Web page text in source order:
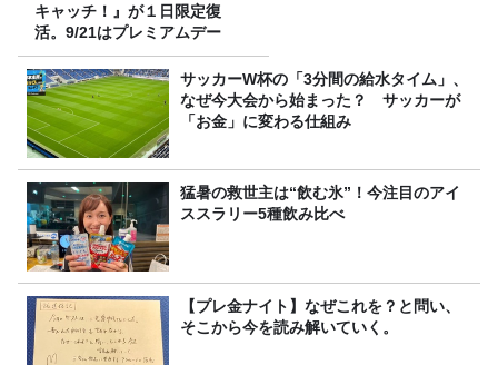
キャッチ！』が１日限定復
活。9/21はプレミアムデー
サッカーW杯の「3分間の給水タイム」、
なぜ今大会から始まった？ サッカーが
「お金」に変わる仕組み
猛暑の救世主は“飲む氷”！今注目のアイ
ススラリー5種飲み比べ
【プレ金ナイト】なぜこれを？と問い、
そこから今を読み解いていく。